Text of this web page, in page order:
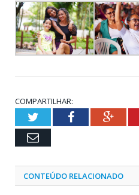
COMPARTILHAR:
TwitterFacebook
Email
CONTEÚDO RELACIONADO